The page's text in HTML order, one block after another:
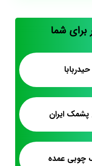
شما
پشمک ايران
چوبی عمده